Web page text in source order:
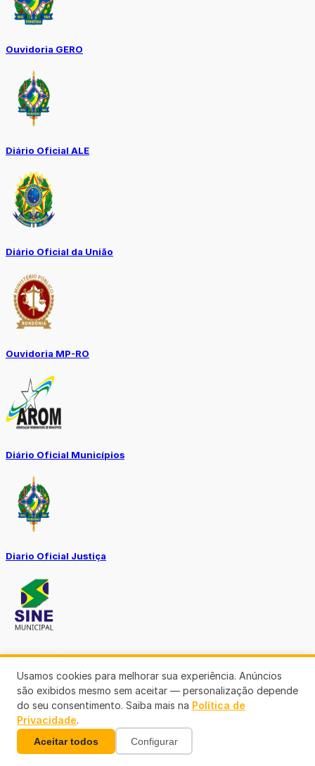
Ouvidoria GERO
Diário Oficial ALE
Diário Oficial da União
Ouvidoria MP-RO
Diário Oficial Municípios
Diario Oficial Justiça
SINE Municipal
Usamos cookies para melhorar sua experiência. Anúncios
são exibidos mesmo sem aceitar — personalização depende
do seu consentimento. Saiba mais na Política de
Privacidade.
Aceitar todos Configurar